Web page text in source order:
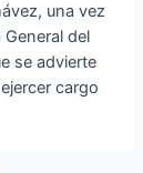
una vez
del
se advierte
cargo